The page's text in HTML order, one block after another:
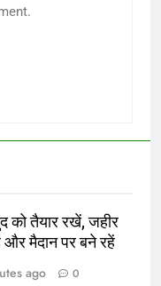
को तैयार रखें, जहीर
मैदान पर बने रहें
ago 0